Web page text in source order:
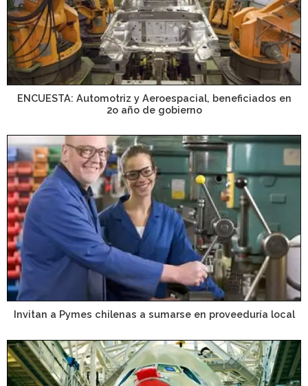
ENCUESTA: Automotriz y Aeroespacial, beneficiados en
2o año de gobierno
Invitan a Pymes chilenas a sumarse en proveeduría local